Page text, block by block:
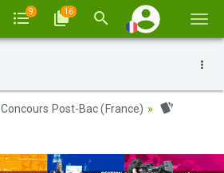
la
9 16
Concours Post-Bac (France)